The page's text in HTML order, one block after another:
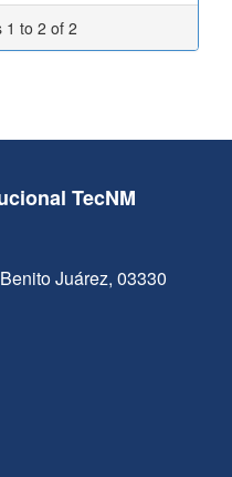
1 to 2 of 2
TecNM
Juárez, 03330